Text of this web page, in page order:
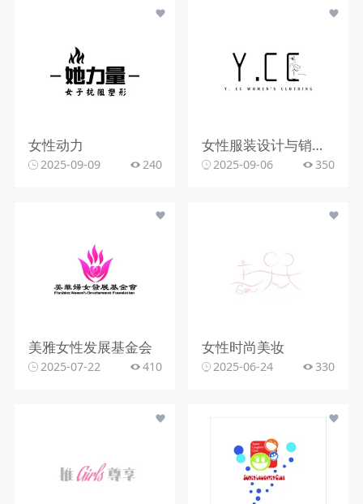
女性动力
2025-09-09 240
女性服装设计与销售行业
2025-09-06 350
美雅女性发展基金会
2025-07-22 410
女性时尚美妆
2025-06-24 330